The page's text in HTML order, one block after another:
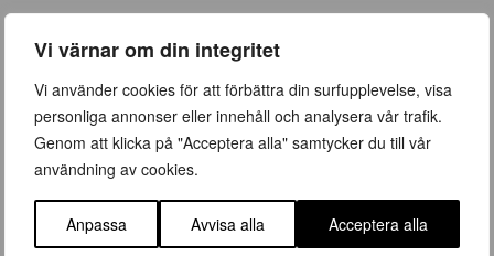
Vi värnar om din integritet
Vi använder cookies för att förbättra din surfupplevelse, visa
personliga annonser eller innehåll och analysera vår trafik.
Genom att klicka på "Acceptera alla" samtycker du till vår
användning av cookies.
Anpassa Avvisa alla Acceptera alla
ÖPPETTIDER
Vår (23 mars – 28 juni)
Vardagar 09:00 – 19:00
Lördag 10:00 – 16:00
Söndag/helgdag 10:00 – 16:00